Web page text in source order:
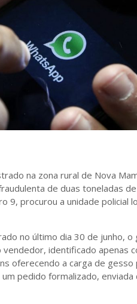
na zona rural de Nova
de duas toneladas
9, procurou a unidade policial
no último dia 30 de junho,
identificado apenas
oferecendo a carga de gesso
pedido formalizado,